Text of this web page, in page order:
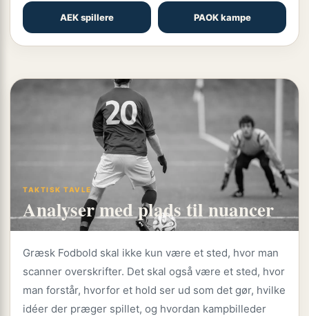
AEK spillere PAOK kampe
TAKTISK TAVLE
Analyser med plads til nuancer
Græsk Fodbold skal ikke kun være et sted, hvor man
scanner overskrifter. Det skal også være et sted, hvor
man forstår, hvorfor et hold ser ud som det gør, hvilke
idéer der præger spillet, og hvordan kampbilleder